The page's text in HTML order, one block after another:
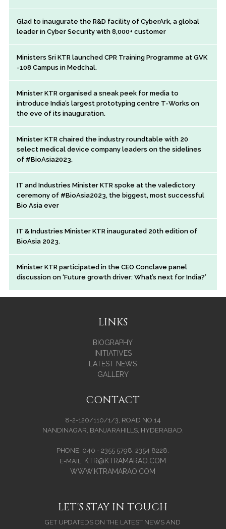
Glad to inaugurate the R&D facility of CyberArk, a global
leader in Cyber Security with 8,000+ customer
Ministers Sri KTR launched CPR Training Programme at GVK
-108 Campus in Medchal.
Minister KTR organised a sneak peek for media to
introduce India’s largest prototyping centre T-Works on
the eve of its inauguration.
Minister KTR chaired the industry roundtable with 20
select medical device company leaders on the sidelines
of #BioAsia2023.
IT and Industries Minister KTR spoke at the valedictory
ceremony of #BioAsia2023, the biggest, most successful
Bio Asia ever
IT & Industries Minister KTR inaugurated 20th edition of
BioAsia 2023.
Minister KTR participated in the CEO Conclave panel
discussion on ‘Future growth driver: What’s next for India?’
LINKS
BIOGRAPHY
INITIATIVES
LATEST NEWS
GALLERY
CONTACT
8-2-120/110/1/3, ROAD NO.14
NANDINAGAR, BANJARAHILLS, HYDERABAD.
PHONE: 040 - 2355 5798, 2354 8228.
E-MAIL: KTR@KTRAMARAO.COM
WWW.KTRAMARAO.COM
LET'S STAY IN TOUCH
GET UPDATEDS ON THE LATEST NEWS AND